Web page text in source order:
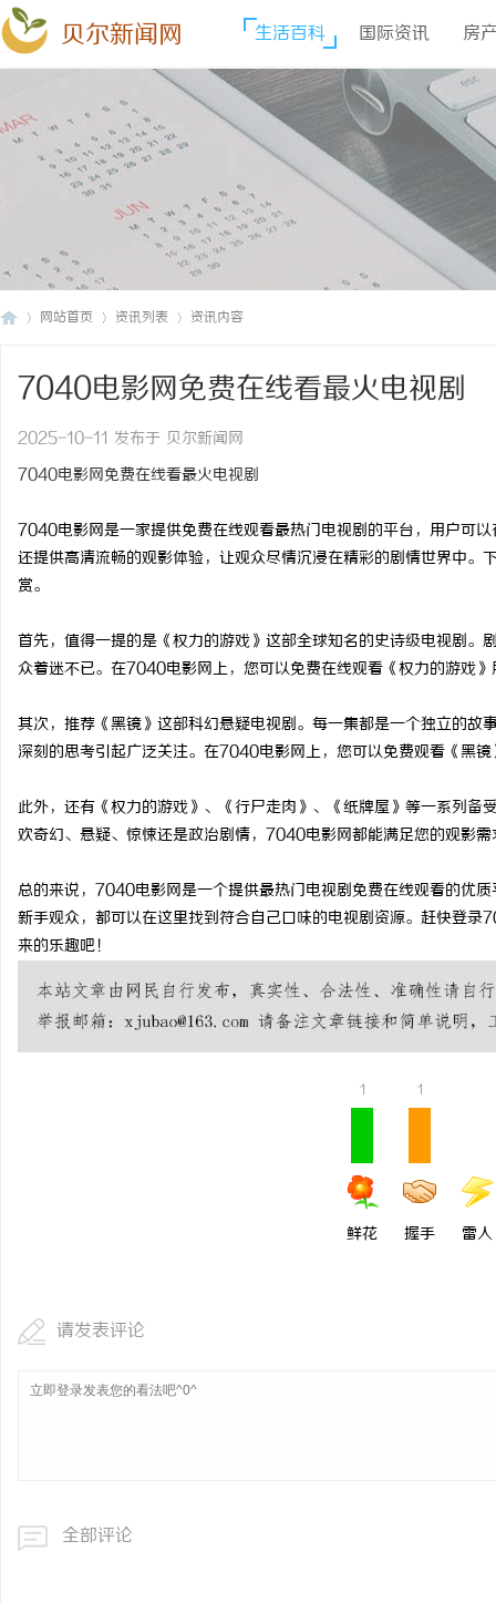
贝尔新闻网 生活百科 国际资讯 房
网站首页 资讯列表 资讯内容
7040电影网免费在线看最火电视剧
2025-10-11 发布于 贝尔新闻网
7040电影网免费在线看最火电视剧
7040电影网是一家提供免费在线观看最热门电视剧的平台，用户可
还提供高清流畅的观影体验，让观众尽情沉浸在精彩的剧情世界中
赏。
首先，值得一提的是《权力的游戏》这部全球知名的史诗级电视剧
众着迷不已。在7040电影网上，您可以免费在线观看《权力的游戏
其次，推荐《黑镜》这部科幻悬疑电视剧。每一集都是一个独立的
深刻的思考引起广泛关注。在7040电影网上，您可以免费观看《黑
此外，还有《权力的游戏》、《行尸走肉》、《纸牌屋》等一系列
欢奇幻、悬疑、惊悚还是政治剧情，7040电影网都能满足您的观影需
总的来说，7040电影网是一个提供最热门电视剧免费在线观看的优
新手观众，都可以在这里找到符合自己口味的电视剧资源。赶快登
来的乐趣吧！
1
鲜花
1
握手 雷人
请发表评论
全部评论
步履赴京华 逐光赴山海